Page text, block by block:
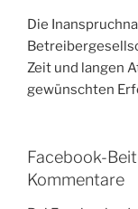
Die
Zeit und langen
gewünschten
Facebook-
Kommentare